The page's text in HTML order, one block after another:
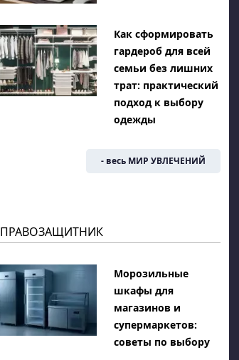
Как сформировать
гардероб для всей
семьи без лишних
трат: практический
подход к выбору
одежды
- весь МИР УВЛЕЧЕНИЙ
ПРАВОЗАЩИТНИК
Морозильные
шкафы для
магазинов и
супермаркетов:
советы по выбору